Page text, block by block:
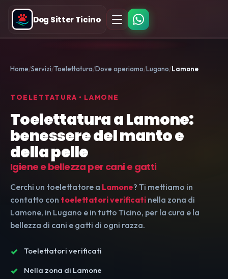
Dog Sitter Ticino
Home Servizi Toelettatura Dove operiamo Lugano Lamone
TOELETTATURA • LAMONE
Toelettatura a Lamone:
benessere del manto e
della pelle
Igiene e bellezza per cani e gatti
Cerchi un toelettatore a Lamone? Ti mettiamo in
contatto con toelettatori verificati nella zona di
Lamone, in Lugano e in tutto Ticino, per la cura e la
bellezza di cani e gatti di ogni razza.
Toelettatori verificati
Nella zona di Lamone